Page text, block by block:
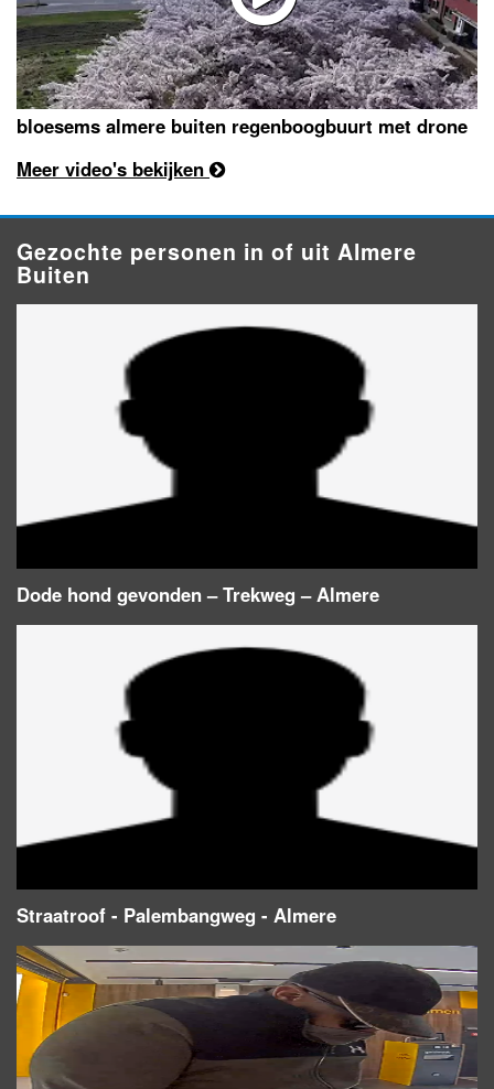
bloesems almere buiten regenboogbuurt met drone
Meer video's bekijken
Gezochte personen in of uit Almere
Buiten
Dode hond gevonden – Trekweg – Almere
Straatroof - Palembangweg - Almere